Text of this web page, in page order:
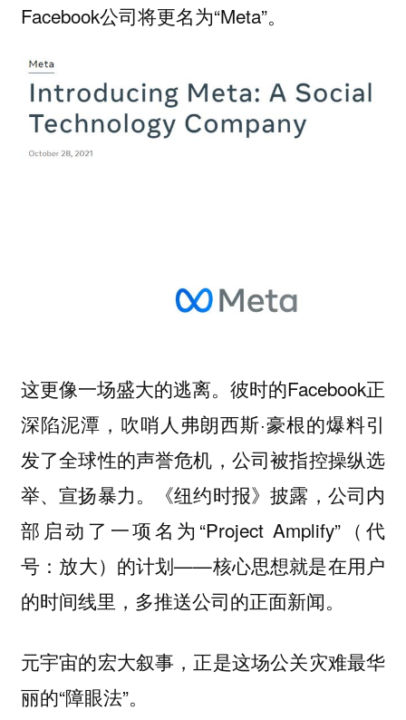
Facebook公司将更名为“Meta”。
这更像一场盛大的逃离。彼时的Facebook正
深陷泥潭，吹哨人弗朗西斯·豪根的爆料引
发了全球性的声誉危机，公司被指控操纵选
举、宣扬暴力。《纽约时报》披露，公司内
部启动了一项名为“Project Amplify”（代
号：放大）的计划——核心思想就是在用户
的时间线里，多推送公司的正面新闻。
元宇宙的宏大叙事，正是这场公关灾难最华
丽的“障眼法”。